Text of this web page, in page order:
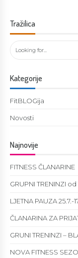
Tražilica
Kategorije
FitBLOGija
Novosti
Najnovije
FITNESS ČLANARINE
GRUPNI TRENINZI od
LJETNA PAUZA 25.7.-
ČLANARINA ZA
GRUNI TRENINZI –
NOVA FITNESS